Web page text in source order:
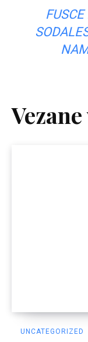
UNCATEGORIZED